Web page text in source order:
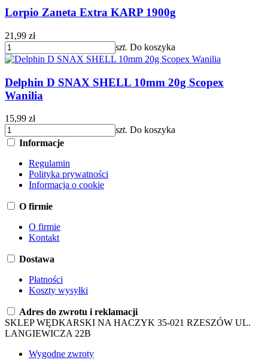
Lorpio Zaneta Extra KARP 1900g
21,99 zł
szt. Do koszyka
Delphin D SNAX SHELL 10mm 20g Scopex
Wanilia
15,99 zł
szt. Do koszyka
Informacje
Regulamin
Polityka prywatności
Informacja o cookie
O firmie
O firmie
Kontakt
Dostawa
Płatności
Koszty wysyłki
Adres do zwrotu i reklamacji
SKLEP WĘDKARSKI NA HACZYK 35-021 RZESZÓW UL.
LANGIEWICZA 22B
Wygodne zwroty